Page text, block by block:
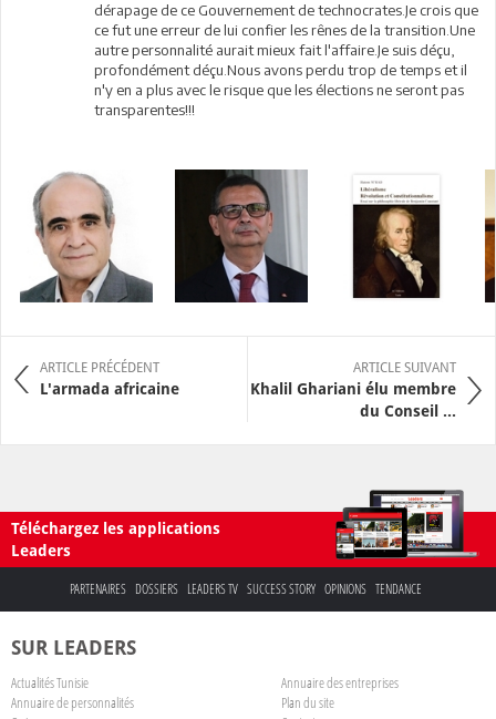
dérapage de ce Gouvernement de technocrates.Je crois que
ce fut une erreur de lui confier les rênes de la transition.Une
autre personnalité aurait mieux fait l'affaire.Je suis déçu,
profondément déçu.Nous avons perdu trop de temps et il
n'y en a plus avec le risque que les élections ne seront pas
transparentes!!!
ARTICLE PRÉCÉDENT
L'armada africaine
ARTICLE SUIVANT
Khalil Ghariani élu membre
du Conseil ...
Téléchargez les applications
Leaders
PARTENAIRES DOSSIERS LEADERS TV SUCCESS STORY OPINIONS TENDANCE
SUR LEADERS
Actualités Tunisie
Annuaire des entreprises
Annuaire de personnalités
Plan du site